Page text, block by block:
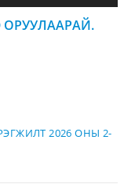
2026 ОНЫ 2-